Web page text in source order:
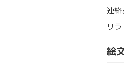
連絡
リ
絵